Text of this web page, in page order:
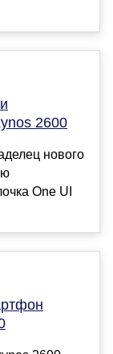
2600
нового
One UI